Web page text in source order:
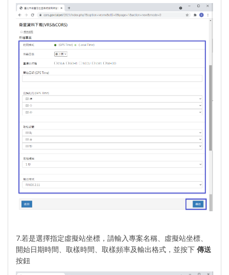
7.若是選擇指定虛擬站坐標，請輸入專案名稱、虛擬站坐標、
開始日期時間、取樣時間、取樣頻率及輸出格式，並按下 傳送
按鈕